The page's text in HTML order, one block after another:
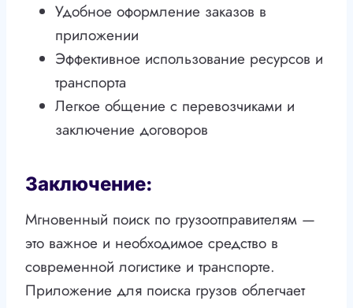
Удобное оформление заказов в
приложении
Эффективное использование ресурсов и
транспорта
Легкое общение с перевозчиками и
заключение договоров
Заключение:
Мгновенный поиск по грузоотправителям —
это важное и необходимое средство в
современной логистике и транспорте.
Приложение для поиска грузов облегчает